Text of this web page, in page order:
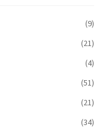
(9)
(21)
(4)
(51)
(21)
(34)